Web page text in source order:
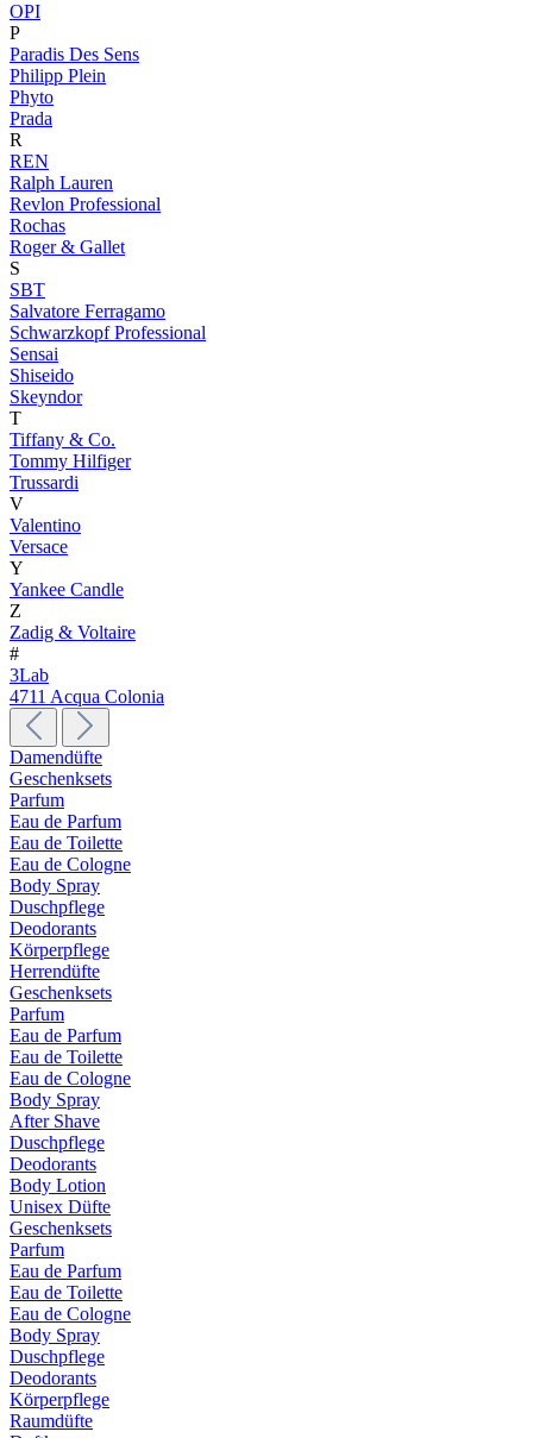
OPI
P
Paradis Des Sens
Philipp Plein
Phyto
Prada
R
REN
Ralph Lauren
Revlon Professional
Rochas
Roger & Gallet
S
SBT
Salvatore Ferragamo
Schwarzkopf Professional
Sensai
Shiseido
Skeyndor
T
Tiffany & Co.
Tommy Hilfiger
Trussardi
V
Valentino
Versace
Y
Yankee Candle
Z
Zadig & Voltaire
#
3Lab
4711 Acqua Colonia
Damendüfte
Geschenksets
Parfum
Eau de Parfum
Eau de Toilette
Eau de Cologne
Body Spray
Duschpflege
Deodorants
Körperpflege
Herrendüfte
Geschenksets
Parfum
Eau de Parfum
Eau de Toilette
Eau de Cologne
Body Spray
After Shave
Duschpflege
Deodorants
Body Lotion
Unisex Düfte
Geschenksets
Parfum
Eau de Parfum
Eau de Toilette
Eau de Cologne
Body Spray
Duschpflege
Deodorants
Körperpflege
Raumdüfte